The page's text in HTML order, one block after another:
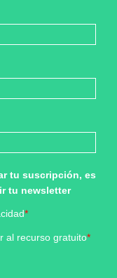
tu suscripción, es
tu newsletter
*
al recurso gratuito*